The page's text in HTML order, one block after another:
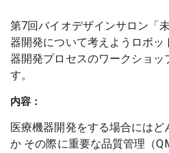
第7回バイオデザインサロン「
器開発について考えようロボ
器開発プロセスのワークショッ
す。
内容：
医療機器開発をする場合には
か その際に重要な品質管理（